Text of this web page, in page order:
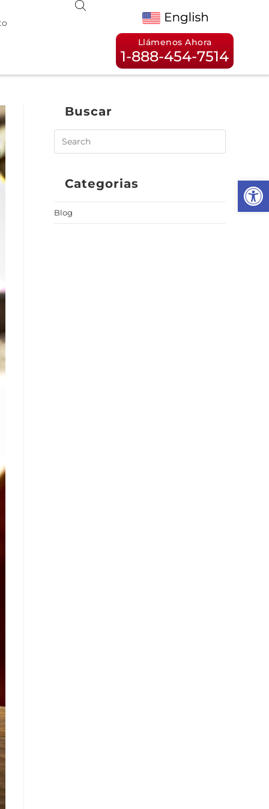
Llámenos Ahora
1-888-454-7514
Buscar
Categorias
Blog